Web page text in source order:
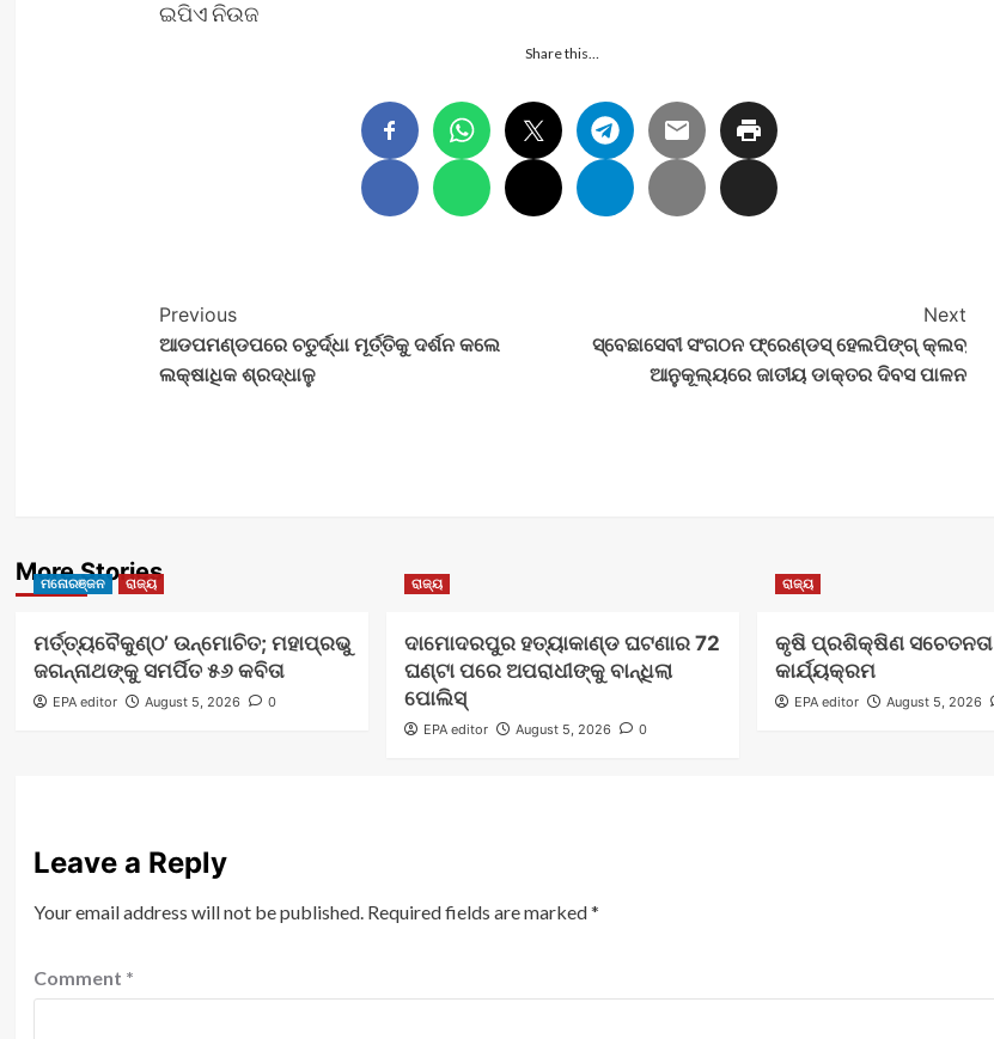
ଇପିଏ ନିଉଜ
Share this…
Post
Navigation
Previous
ଆଡପମଣ୍ଡପରେ ଚତୁର୍ଦ୍ଧା ମୂର୍ତ୍ତିକୁ ଦର୍ଶନ କଲେ
ଲକ୍ଷାଧିକ ଶ୍ରଦ୍ଧାଳୁ
Next
ସ୍ବେଛାସେବୀ ସଂଗଠନ ଫ୍ରେଣ୍ଡସ୍ ହେଲପିଙ୍ଗ୍ କ୍ଲବ୍
ଆନୁକୂଲ୍ୟରେ ଜାତୀୟ ଡାକ୍ତର ଦିବସ ପାଳନ
More Stories
ମନୋରଞ୍ଜନ ରାଜ୍ୟ
ମର୍ତ୍ତ୍ୟବୈକୁଣ୍ଠ’ ଉନ୍ମୋଚିତ; ମହାପ୍ରଭୁ
ଜଗନ୍ନାଥଙ୍କୁ ସମର୍ପିତ ୫୬ କବିତା
EPA editor August 5, 2026 0
ରାଜ୍ୟ
ଦାମୋଦରପୁର ହତ୍ୟାକାଣ୍ଡ ଘଟଣାର 72
ଘଣ୍ଟା ପରେ ଅପରାଧୀଙ୍କୁ ବାନ୍ଧିଲା
ପୋଲିସ୍
EPA editor August 5, 2026 0
ରାଜ୍ୟ
କୃଷି ପ୍ରଶିକ୍ଷିଣ ସଚେତନତା
କାର୍ଯ୍ୟକ୍ରମ
EPA editor August 5, 2026
Leave a Reply
Your email address will not be published. Required fields are marked*
Comment *